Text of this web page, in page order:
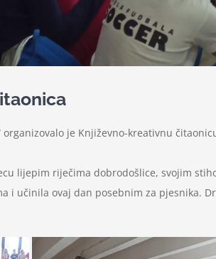
je Književno-kreativnu
lijepim riječima dobrodošlice, svojim
i učinila ovaj dan posebnim za pjesnika.